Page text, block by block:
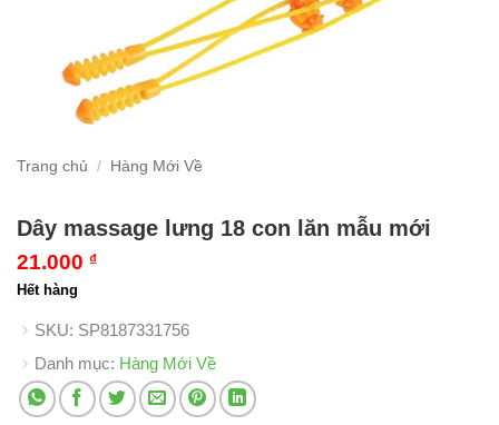
Trang chủ / Hàng Mới Về
Dây massage lưng 18 con lăn mẫu mới
21.000 ₫
Hết hàng
SKU: SP8187331756
Danh mục: Hàng Mới Về